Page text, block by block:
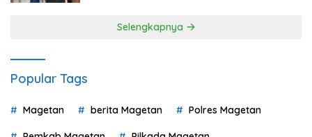
Selengkapnya
Popular Tags
Magetan berita Magetan Polres Magetan